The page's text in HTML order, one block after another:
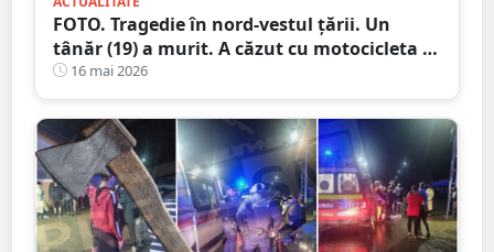
FOTO. Tragedie în nord-vestul țării. Un
tânăr (19) a murit. A căzut cu motocicleta în
prăpastie
16 mai 2026